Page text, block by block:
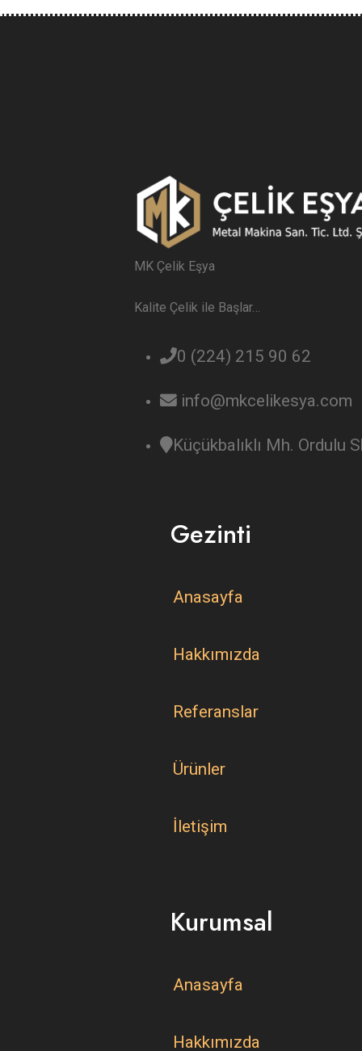
MK Çelik Eşya
Kalite Çelik ile Başlar…
0 (224) 215 90 62
info@mkcelikesya.com
Küçükbalıklı Mh. Ordulu
Gezinti
Anasayfa
Hakkımızda
Referanslar
Ürünler
İletişim
Kurumsal
Anasayfa
Hakkımızda